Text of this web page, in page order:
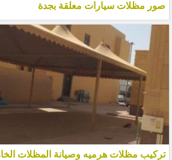
صور مظلات سيارات معلقة بجدة
تركيب مظلات هرميه وصيانة المظلات